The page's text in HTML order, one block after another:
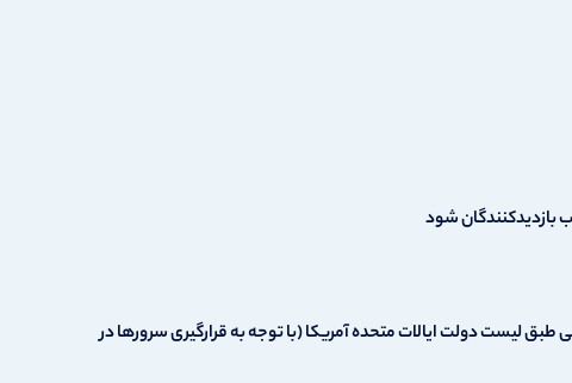
بازدیدکنندگان شود
لیست دولت ایالات متحده آمریکا (با توجه به قرارگیری سرورها در